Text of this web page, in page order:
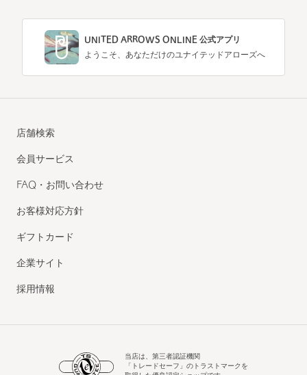
UNITED ARROWS ONLINE 公式アプリ
ようこそ、あなただけのユナイテッドアローズへ
店舗検索
会員サービス
FAQ・お問い合わせ
お客様対応方針
ギフトカード
企業サイト
採用情報
当店は、第三者認証機関
「トレードセーフ」のトラストマークを